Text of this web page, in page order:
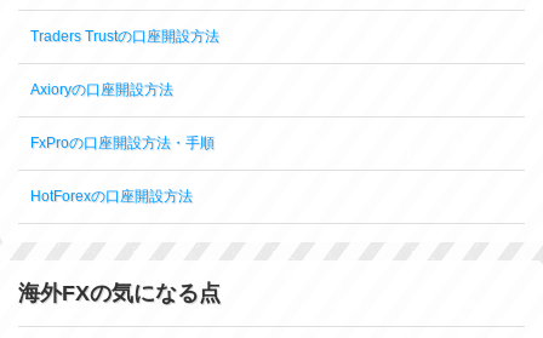
Traders Trustの口座開設方法
Axioryの口座開設方法
FxProの口座開設方法・手順
HotForexの口座開設方法
海外FXの気になる点